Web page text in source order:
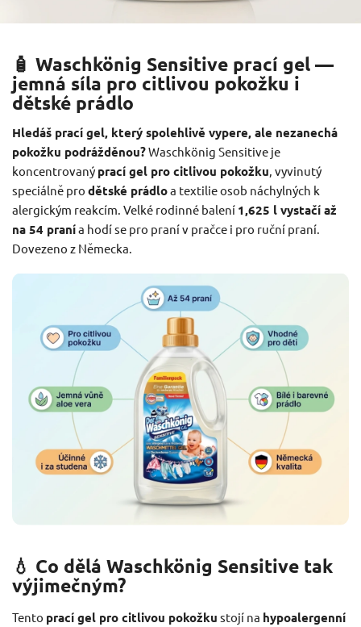
🧴 Waschkönig Sensitive prací gel —
jemná síla pro citlivou pokožku i
dětské prádlo
Hledáš prací gel, který spolehlivě vypere, ale nezanechá
pokožku podrážděnou?Waschkönig Sensitive je
koncentrovaný prací gel pro citlivou pokožku, vyvinutý
speciálně pro dětské prádloa textilie osob náchylných k
alergickým reakcím. Velké rodinné balení 1,625 l vystačí až
na 54 pranía hodí se pro praní v pračce i pro ruční praní.
Dovezeno z Německa.
💧 Co dělá Waschkönig Sensitive tak
výjimečným?
Tento prací gel pro citlivou pokožku stojí na hypoalergenní